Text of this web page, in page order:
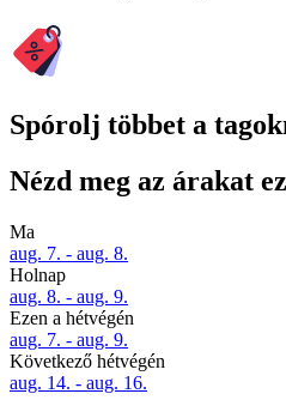
Spórolj többet a
Nézd meg az árakat
Ma
aug. 7. - aug. 8.
Holnap
aug. 8. - aug. 9.
Ezen a hétvégén
aug. 7. - aug. 9.
Következő hétvégén
aug. 14. - aug. 16.